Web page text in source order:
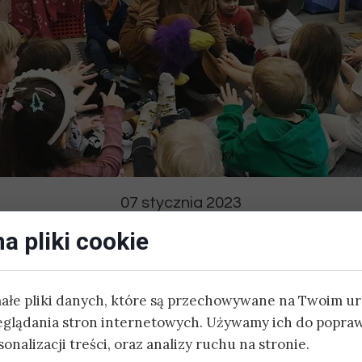
07 stycznia 2023
tydzień
Przypominamy również, że cały czas
DODATKOWE:
ZAJĘCIA SPORTOWE
JĘZYK HISZPAŃSKI
JĘZYK CHIŃSKI
BASEN
pliki cookie
pliki danych, które są przechowywane na Twoim
stron internetowych. Używamy ich do
treści, oraz analizy ruchu na stronie.